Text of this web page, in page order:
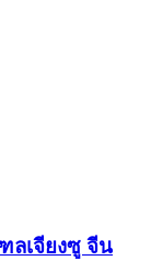
ลเจียงซู จีน